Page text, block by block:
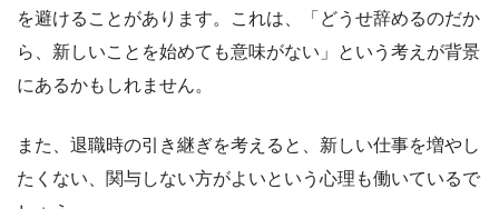
を避けることがあります。これは、「どうせ辞めるのだか
ら、新しいことを始めても意味がない」という考えが背景
にあるかもしれません。
また、退職時の引き継ぎを考えると、新しい仕事を増やし
たくない、関与しない方がよいという心理も働いているで